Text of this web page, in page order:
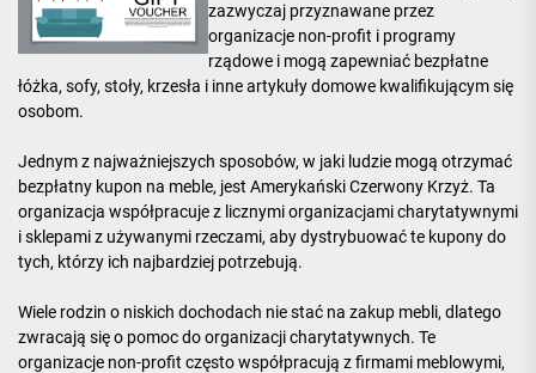
zazwyczaj przyznawane przez
organizacje non-profit i programy
rządowe i mogą zapewniać bezpłatne
łóżka, sofy, stoły, krzesła i inne artykuły domowe kwalifikującym się
osobom.
Jednym z najważniejszych sposobów, w jaki ludzie mogą otrzymać
bezpłatny kupon na meble, jest Amerykański Czerwony Krzyż. Ta
organizacja współpracuje z licznymi organizacjami charytatywnymi
i sklepami z używanymi rzeczami, aby dystrybuować te kupony do
tych, którzy ich najbardziej potrzebują.
Wiele rodzin o niskich dochodach nie stać na zakup mebli, dlatego
zwracają się o pomoc do organizacji charytatywnych. Te
organizacje non-profit często współpracują z firmami meblowymi,